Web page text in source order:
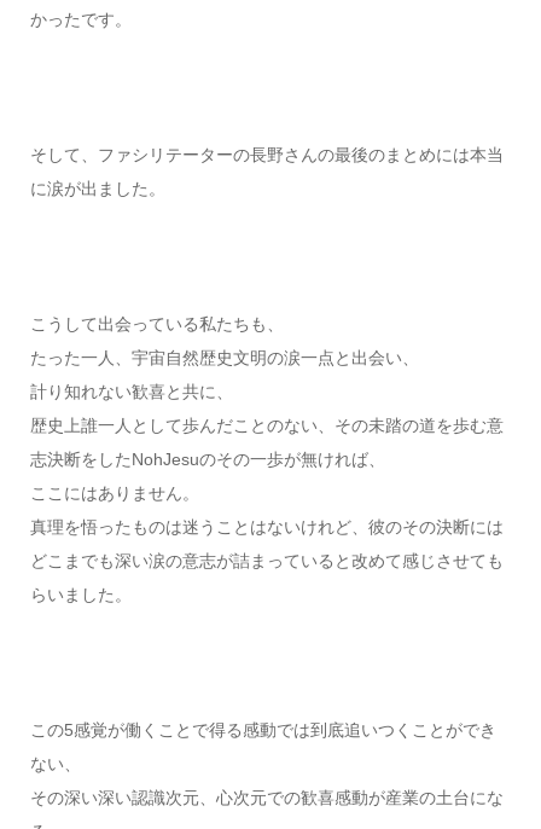
かったです。
そして、ファシリテーターの長野さんの最後のまとめには本当
に涙が出ました。
こうして出会っている私たちも、
たった一人、宇宙自然歴史文明の涙一点と出会い、
計り知れない歓喜と共に、
歴史上誰一人として歩んだことのない、その未踏の道を歩む意
志決断をしたNohJesuのその一歩が無ければ、
ここにはありません。
真理を悟ったものは迷うことはないけれど、彼のその決断には
どこまでも深い涙の意志が詰まっていると改めて感じさせても
らいました。
この5感覚が働くことで得る感動では到底追いつくことができ
ない、
その深い深い認識次元、心次元での歓喜感動が産業の土台にな